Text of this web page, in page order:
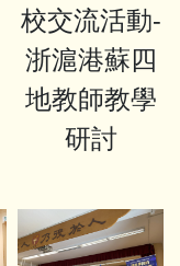
校交流活動-
浙滬港蘇四
地教師教學
研討